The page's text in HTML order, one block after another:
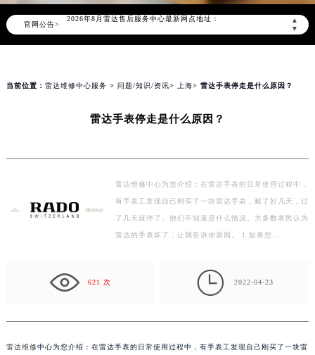
官网公告>
▲
▼
2026年8月雷达售后服务中心最新网点地址：
北京市东城区东长安街1号东方广场写字楼W3座6层602室（需提前预约）
上海市徐汇区虹桥路3号港汇中心写字楼2座37层3705室（需提前预约）
扬州市邗江区国展路29号星耀天地写字楼1号楼18层1803室（需提前预约）
盐城市盐都区世纪大道5号盐城金融城写字楼1号楼16层1604室（需提前预约）
泰州市海陵区永定东路399号置地商务中心东塔写字楼（华润万象城）17层1706室（需提前预约）
嘉兴市南湖区广益路705号嘉兴世界贸易中心写字楼A座13层1304室（需提前预约）
当前位置： 雷达维修中心服务 > 问题/知识/资讯> 上海> 雷达手表停走是什么原因？
雷达手表停走是什么原因？
雷达维修中心为您介绍：在雷达手表的日常使用过程中，
有手表工发现自己刚买了一块雷达手表，戴了好几天，过
了几天就停了。他们不知道是什么情况。大多数表民认为
雷达的手表坏了，让我告诉你原因。 1.如果您…
621 次  2022-04-23
雷达维修中心为您介绍：在雷达手表的日常使用过程中，有手表工发现自己刚买了一块雷